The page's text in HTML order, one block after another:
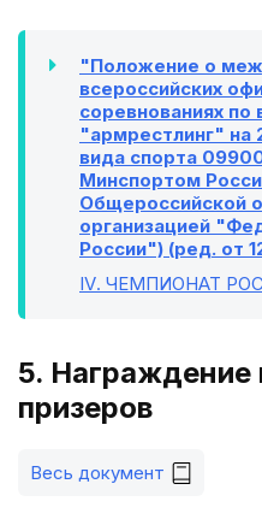
"Положение о
всероссийских
соревнованиях по
"армрестлинг" на
вида спорта
Минспортом
Общероссийской
организацией
России") (ред. от
IV. ЧЕМПИОНАТ
5. Награждение
призеров
Весь документ